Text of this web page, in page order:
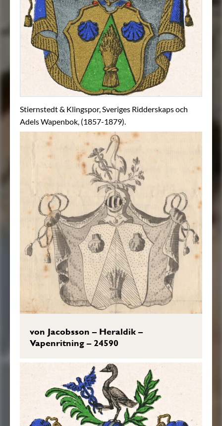
Stiernstedt & Klingspor, Sveriges Ridderskaps och
Adels Wapenbok, (1857-1879).
von Jacobsson – Heraldik –
Vapenritning – 24590